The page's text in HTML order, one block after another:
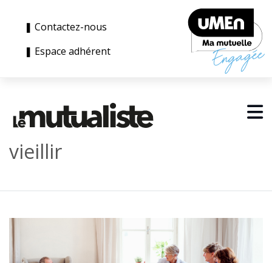
❚ Contactez-nous
❚ Espace adhérent
vieillir